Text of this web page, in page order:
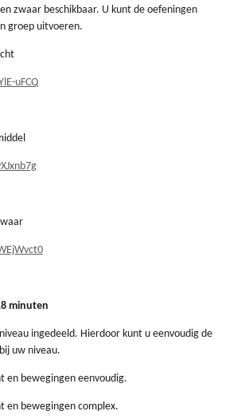
zwaar beschikbaar. U kunt de oefeningen
groep uitvoeren.
uFCQ
minuten
ingedeeld. Hierdoor kunt u eenvoudig de
uw niveau.
en bewegingen eenvoudig.
en bewegingen complex.